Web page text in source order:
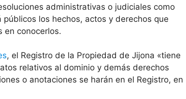
administrativas o judiciales como
los hechos, actos y derechos que
en conocerlos.
, el Registro de la Propiedad de Jijona «tiene
relativos al dominio y demás derechos
o anotaciones se harán en el Registro, en